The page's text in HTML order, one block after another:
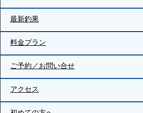
最新釣果
料金プラン
ご予約／お問い合せ
アクセス